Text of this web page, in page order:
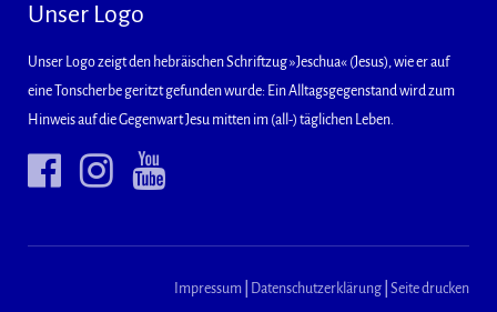
Unser Logo
Unser Logo zeigt den hebräischen Schriftzug »Jeschua« (Jesus), wie er auf
eine Tonscherbe geritzt gefunden wurde: Ein Alltagsgegenstand wird zum
Hinweis auf die Gegenwart Jesu mitten im (all-) täglichen Leben.
Impressum Datenschutzerklärung Seite drucken